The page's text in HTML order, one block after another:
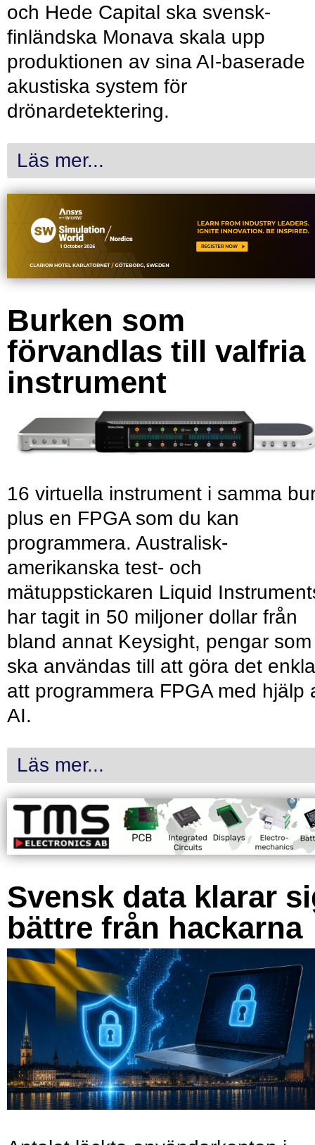
och Hede Capital ska svensk-
finländska Monava skala upp
produktionen av sina AI-baserade
akustiska system för
drönardetektering.
Läs mer...
Burken som
förvandlas till valfria
instrument
16 virtuella instrument i samma
plus en FPGA som du kan
programmera. Australisk-
amerikanska test- och
mätuppstickaren Liquid
har tagit in 50 miljoner dollar från
bland annat Keysight, pengar som
ska användas till att göra det
att programmera FPGA med hjälp
AI.
Läs mer...
Svensk data klarar
bättre från hackarna